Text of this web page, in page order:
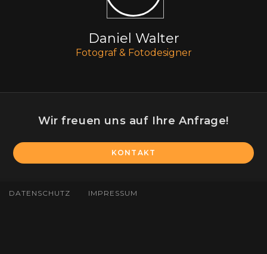
Daniel Walter
Fotograf & Fotodesigner
Wir freuen uns auf Ihre Anfrage!
KONTAKT
DATENSCHUTZ IMPRESSUM